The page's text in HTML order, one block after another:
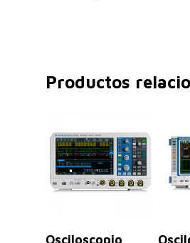
Productos
Osciloscopio